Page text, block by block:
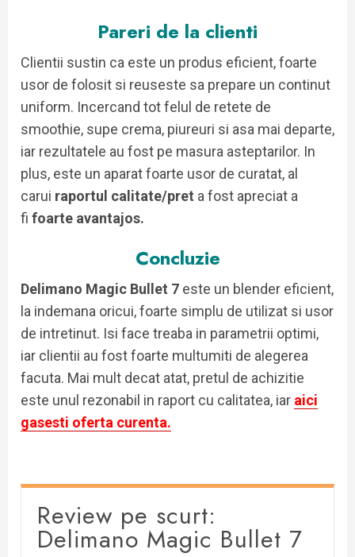
Pareri de la clienti
Clientii sustin ca este un produs eficient, foarte
usor de folosit si reuseste sa prepare un continut
uniform. Incercand tot felul de retete de
smoothie, supe crema, piureuri si asa mai departe,
iar rezultatele au fost pe masura asteptarilor. In
plus, este un aparat foarte usor de curatat, al
carui raportul calitate/pret a fost apreciat a
fi foarte avantajos.
Concluzie
Delimano Magic Bullet 7 este un blender eficient,
la indemana oricui, foarte simplu de utilizat si usor
de intretinut. Isi face treaba in parametrii optimi,
iar clientii au fost foarte multumiti de alegerea
facuta. Mai mult decat atat, pretul de achizitie
este unul rezonabil in raport cu calitatea, iar aici
gasesti oferta curenta.
Review pe scurt:
Delimano Magic Bullet 7